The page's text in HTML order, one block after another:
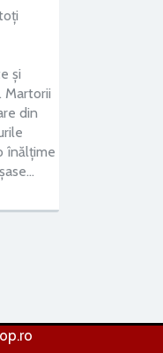
și
Martorii
din
înălțime